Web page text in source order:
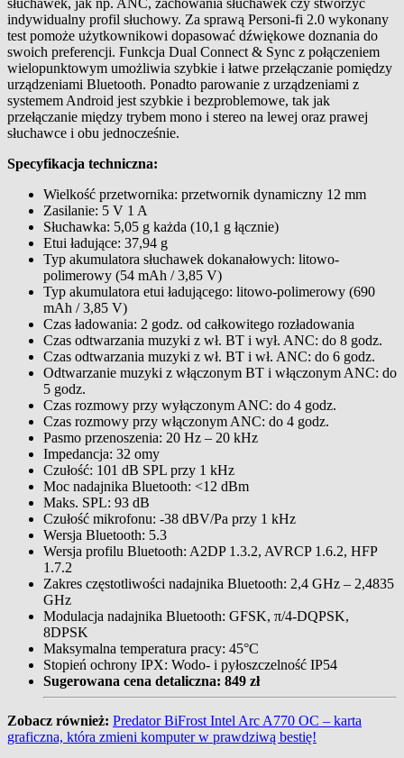
słuchawek, jak np. ANC, zachowania słuchawek czy stworzyć
indywidualny profil słuchowy. Za sprawą Personi-fi 2.0 wykonany
test pomoże użytkownikowi dopasować dźwiękowe doznania do
swoich preferencji. Funkcja Dual Connect & Sync z połączeniem
wielopunktowym umożliwia szybkie i łatwe przełączanie pomiędzy
urządzeniami Bluetooth. Ponadto parowanie z urządzeniami z
systemem Android jest szybkie i bezproblemowe, tak jak
przełączanie między trybem mono i stereo na lewej oraz prawej
słuchawce i obu jednocześnie.
Specyfikacja techniczna:
Wielkość przetwornika: przetwornik dynamiczny 12 mm
Zasilanie: 5 V 1 A
Słuchawka: 5,05 g każda (10,1 g łącznie)
Etui ładujące: 37,94 g
Typ akumulatora słuchawek dokanałowych: litowo-
polimerowy (54 mAh / 3,85 V)
Typ akumulatora etui ładującego: litowo-polimerowy (690
mAh / 3,85 V)
Czas ładowania: 2 godz. od całkowitego rozładowania
Czas odtwarzania muzyki z wł. BT i wył. ANC: do 8 godz.
Czas odtwarzania muzyki z wł. BT i wł. ANC: do 6 godz.
Odtwarzanie muzyki z włączonym BT i włączonym ANC: do
5 godz.
Czas rozmowy przy wyłączonym ANC: do 4 godz.
Czas rozmowy przy włączonym ANC: do 4 godz.
Pasmo przenoszenia: 20 Hz – 20 kHz
Impedancja: 32 omy
Czułość: 101 dB SPL przy 1 kHz
Moc nadajnika Bluetooth: <12 dBm
Maks. SPL: 93 dB
Czułość mikrofonu: -38 dBV/Pa przy 1 kHz
Wersja Bluetooth: 5.3
Wersja profilu Bluetooth: A2DP 1.3.2, AVRCP 1.6.2, HFP
1.7.2
Zakres częstotliwości nadajnika Bluetooth: 2,4 GHz – 2,4835
GHz
Modulacja nadajnika Bluetooth: GFSK, π/4-DQPSK,
8DPSK
Maksymalna temperatura pracy: 45°C
Stopień ochrony IPX: Wodo- i pyłoszczelność IP54
Sugerowana cena detaliczna: 849 zł
Zobacz również: Predator BiFrost Intel Arc A770 OC – karta
graficzna, która zmieni komputer w prawdziwą bestię!